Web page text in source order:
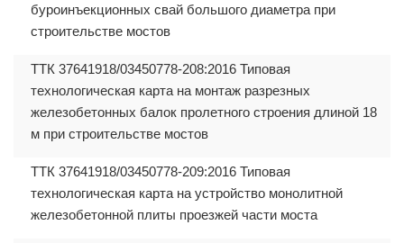
буроинъекционных свай большого диаметра при
строительстве мостов
ТТК 37641918/03450778-208:2016 Типовая
технологическая карта на монтаж разрезных
железобетонных балок пролетного строения длиной 18
м при строительстве мостов
ТТК 37641918/03450778-209:2016 Типовая
технологическая карта на устройство монолитной
железобетонной плиты проезжей части моста